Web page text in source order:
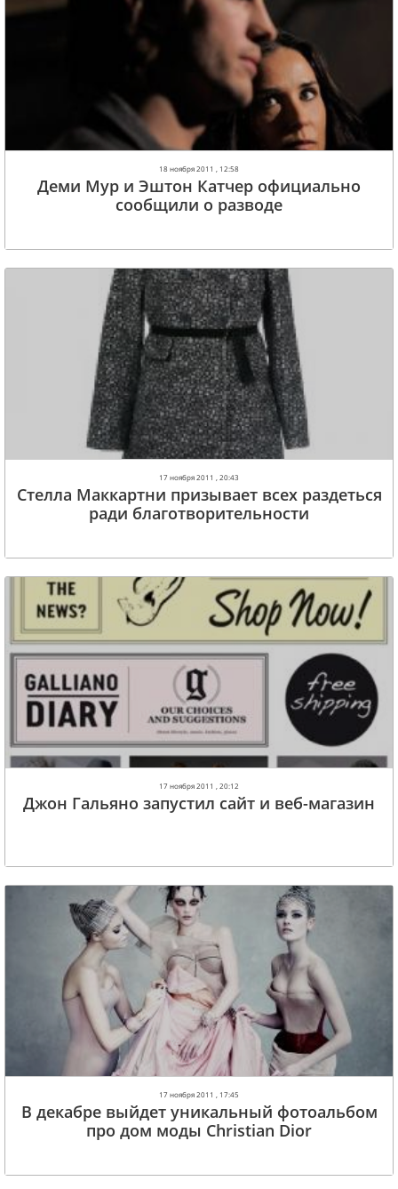
18 ноября 2011 , 12:58
Деми Мур и Эштон Катчер официально
сообщили о разводе
17 ноября 2011 , 20:43
Стелла Маккартни призывает всех раздеться
ради благотворительности
17 ноября 2011 , 20:12
Джон Гальяно запустил сайт и веб-магазин
17 ноября 2011 , 17:45
В декабре выйдет уникальный фотоальбом
про дом моды Christian Dior